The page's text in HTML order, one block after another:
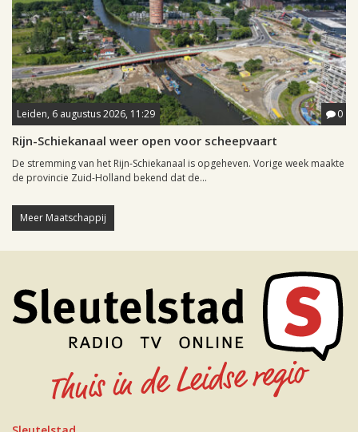
Leiden, 6 augustus 2026, 11:29 0
Rijn-Schiekanaal weer open voor scheepvaart
De stremming van het Rijn-Schiekanaal is opgeheven. Vorige week maakte
de provincie Zuid-Holland bekend dat de...
Meer Maatschappij